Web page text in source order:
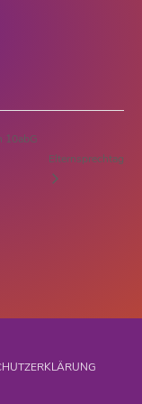
10abG
Elternsprechtag